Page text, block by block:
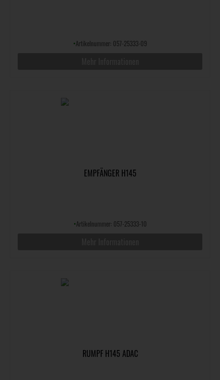
•Artikelnummer: 057-25333-09
EMPFÄNGER H145
•Artikelnummer: 057-25333-10
RUMPF H145 ADAC